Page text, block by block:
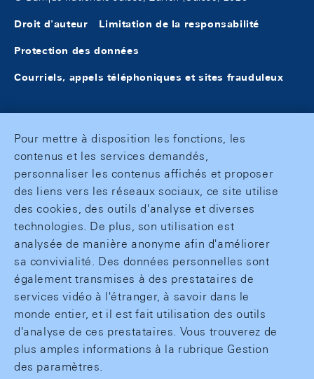
Droit d'auteur Limitation de la responsabilité
Protection des données
Courriels, appels téléphoniques et sites frauduleux
Pour mettre à disposition les fonctions, les
contenus et les services demandés,
personnaliser les contenus affichés et proposer
des liens vers les réseaux sociaux, ce site utilise
des cookies, des outils d'analyse et diverses
technologies. De plus, son utilisation est
analysée de manière anonyme afin d'améliorer
sa convivialité. Des données personnelles sont
également transmises à des prestataires de
services vidéo à l'étranger, à savoir dans le
monde entier, et il est fait utilisation des outils
d'analyse de ces prestataires. Vous trouverez de
plus amples informations à la rubrique Gestion
des paramètres.